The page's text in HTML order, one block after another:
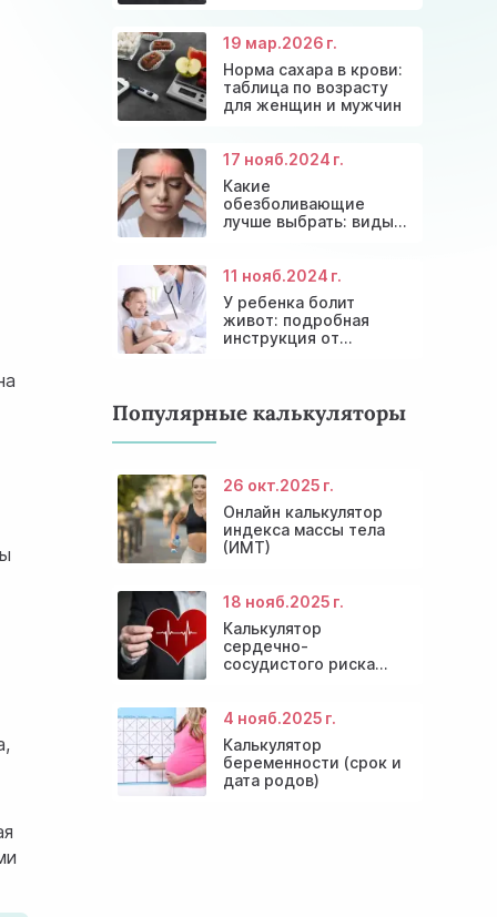
19 мар.2026 г.
Норма сахара в крови:
таблица по возрасту
для женщин и мужчин
17 нояб.2024 г.
Какие
обезболивающие
лучше выбрать: виды
применение
11 нояб.2024 г.
У ребенка болит
живот: подробная
инструкция от
Популярные калькуляторы
26 окт.2025 г.
Онлайн калькулятор
индекса массы тела
(ИМТ)
18 нояб.2025 г.
Калькулятор
сердечно-
сосудистого риска
4 нояб.2025 г.
Калькулятор
беременности (срок и
дата родов)